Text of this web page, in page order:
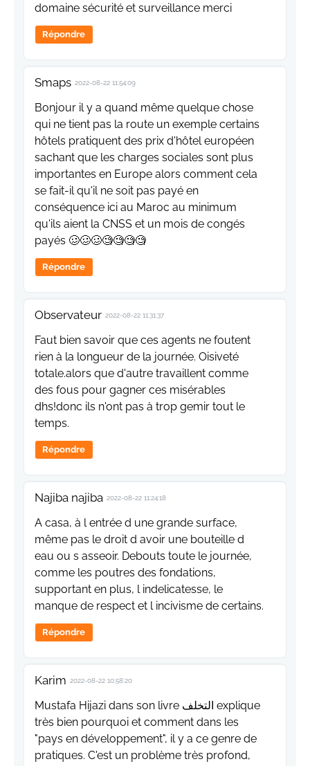
domaine sécurité et surveillance merci
Répondre
Smaps 2022-08-22 11:54:09
Bonjour il y a quand même quelque chose
qui ne tient pas la route un exemple certains
hôtels pratiquent des prix d'hôtel européen
sachant que les charges sociales sont plus
importantes en Europe alors comment cela
se fait-il qu'il ne soit pas payé en
conséquence ici au Maroc au minimum
qu'ils aient la CNSS et un mois de congés
payés 🥴🥴🥴🧐🧐🧐🧐
Répondre
Observateur 2022-08-22 11:31:37
Faut bien savoir que ces agents ne foutent
rien à la longueur de la journée. Oisiveté
totale.alors que d'autre travaillent comme
des fous pour gagner ces misérables
dhs!donc ils n'ont pas à trop gemir tout le
temps.
Répondre
Najiba najiba 2022-08-22 11:24:18
A casa, à l entrée d une grande surface,
même pas le droit d avoir une bouteille d
eau ou s asseoir. Debouts toute le journée,
comme les poutres des fondations,
supportant en plus, l indelicatesse, le
manque de respect et l incivisme de certains.
Répondre
Karim 2022-08-22 10:58:20
Mustafa Hijazi dans son livre التخلف explique
très bien pourquoi et comment dans les
"pays en développement", il y a ce genre de
pratiques. C'est un problème très profond,